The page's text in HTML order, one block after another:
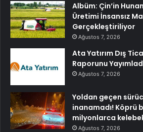
Albüm: Çin’in
Üretimi İnsansız
Gerçekleştiriliyor
Ağustos 7, 2026
Ata Yatırım Dış
Raporunu
Ağustos 7, 2026
Yoldan geçen
inanamadı! Köprü
milyonlarca
Ağustos 7, 2026